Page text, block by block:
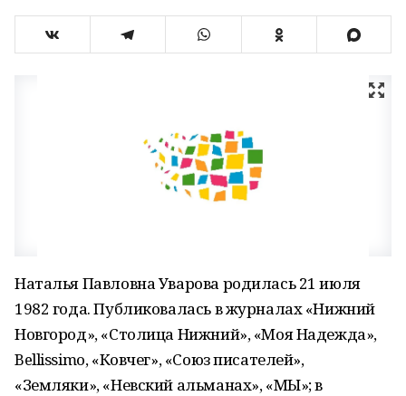
Наталья Павловна Уварова родилась 21 июля
1982 года. Публиковалась в журналах «Нижний
Новгород», «Столица Нижний», «Моя Надежда»,
Bellissimо, «Ковчег», «Союз писателей»,
«Земляки», «Невский альманах», «МЫ»; в